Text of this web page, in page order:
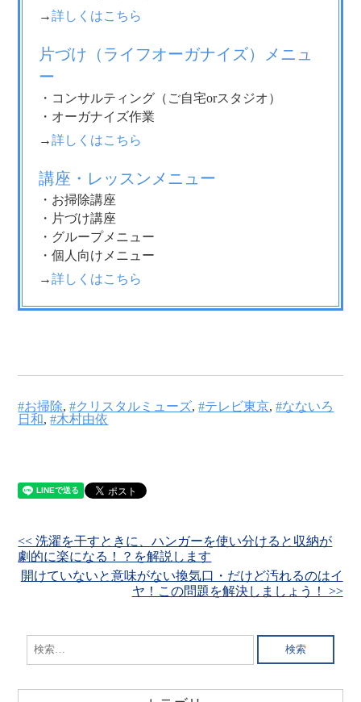
→詳しくはこちら
片づけ（ライフオーガナイズ）メニュ
ー
・コンサルティング（ご自宅orスタジオ）
・オーガナイズ作業
→詳しくはこちら
講座・レッスンメニュー
・お掃除講座
・片づけ講座
・グループメニュー
・個人向けメニュー
→詳しくはこちら
お掃除, クリスタルミューズ, テレビ東京, なないろ
日和, 木村由依
<< 洗濯を干すときに、ハンガーを使い分けると収納が
劇的に楽になる！？を解説します
開けていないと意味がない換気口・だけど汚れるのはイ
ヤ！この問題を解決しましょう！ >>
検
索: